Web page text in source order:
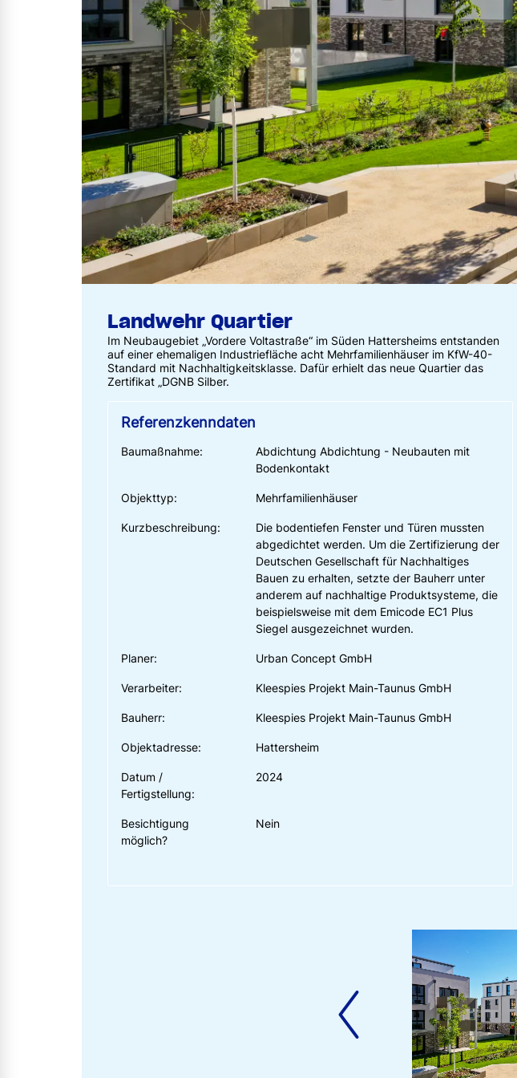
Landwehr Quartier
Im Neubaugebiet „Vordere Voltastraße“ im Süden Hattersheims entstanden
auf einer ehemaligen Industriefläche acht Mehrfamilienhäuser im KfW-40-
Standard mit Nachhaltigkeitsklasse. Dafür erhielt das neue Quartier das
Zertifikat „DGNB Silber.
Referenzkenndaten
Baumaßnahme:
Abdichtung Abdichtung - Neubauten mit
Bodenkontakt
Objekttyp: Mehrfamilienhäuser
Kurzbeschreibung:
Die bodentiefen Fenster und Türen mussten
abgedichtet werden. Um die Zertifizierung der
Deutschen Gesellschaft für Nachhaltiges
Bauen zu erhalten, setzte der Bauherr unter
anderem auf nachhaltige Produktsysteme, die
beispielsweise mit dem Emicode EC1 Plus
Siegel ausgezeichnet wurden.
Planer: Urban Concept GmbH
Verarbeiter: Kleespies Projekt Main-Taunus GmbH
Bauherr: Kleespies Projekt Main-Taunus GmbH
Objektadresse: Hattersheim
Datum /
Fertigstellung:
2024
Besichtigung
möglich?
Nein